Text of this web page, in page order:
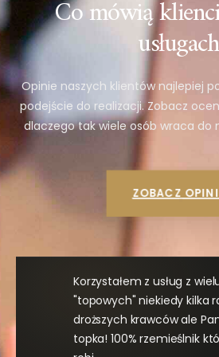
Co mówią
usługach
Opinie naszych klientów najlepiej
podejście do realizacji. Zobacz
dlaczego tak wiele osób wraca do
ZOBACZ
Korzystałem z usług z
"topowych" niekiedy kilka
droższych krawców ale
topka! 100% rzemieślnik